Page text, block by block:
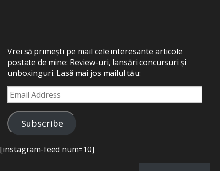
Vrei să primești pe mail cele interesante articole
postate de mine: Review-uri, lansări concursuri și
unboxinguri. Lasă mai jos mailul tău:
Email
Address
Subscribe
[instagram-feed num=10]